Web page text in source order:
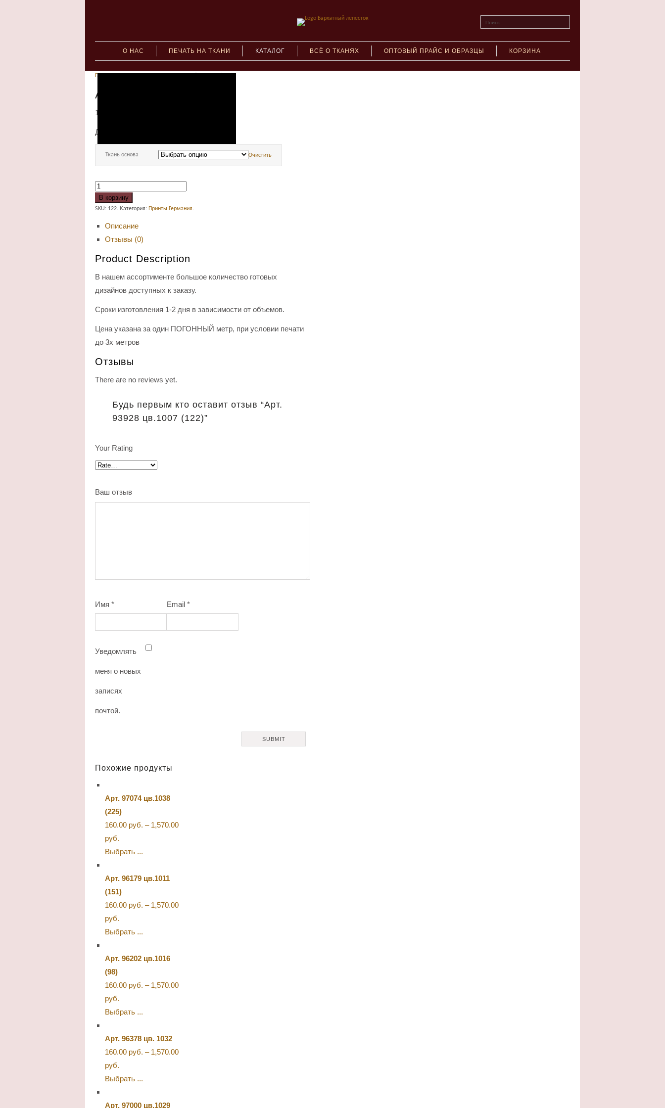
Поиск
О НАС ПЕЧАТЬ НА ТКАНИ КАТАЛОГ ВСЁ О ТКАНЯХ ОПТОВЫЙ ПРАЙС И ОБРАЗЦЫ КОРЗИНА
Главная
Арт. 93928 цв.1007 (122)
160.00
Для заказа принта укажите ткань основу
Ткань основа Очистить
В корзину
SKU: 122. Категория: Принты Германия.
Описание
Отзывы (0)
Product Description
В нашем ассортименте большое количество готовых
дизайнов доступных к заказу.
Сроки изготовления 1-2 дня в зависимости от объемов.
Цена указана за один ПОГОННЫЙ метр, при условии печати
до 3х метров
Отзывы
There are no reviews yet.
Будь первым кто оставит отзыв “Арт.
93928 цв.1007 (122)”
Your Rating
Ваш отзыв
Имя * Email *
Уведомлять
меня о новых
записях
почтой.
Похожие продукты
Арт. 97074 цв.1038
(225)
160.00 руб. – 1,570.00
руб.
Выбрать ...
Арт. 96179 цв.1011
(151)
160.00 руб. – 1,570.00
руб.
Выбрать ...
Арт. 96202 цв.1016
(98)
160.00 руб. – 1,570.00
руб.
Выбрать ...
Арт. 96378 цв. 1032
160.00 руб. – 1,570.00
руб.
Выбрать ...
Арт. 97000 цв.1029